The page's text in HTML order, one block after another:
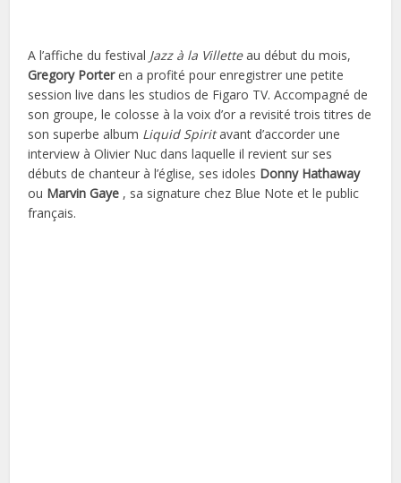
A l’affiche du festival Jazz à la Villetteau début du mois,
Gregory Porteren a profité pour enregistrer une petite
session live dans les studios de Figaro TV. Accompagné de
son groupe, le colosse à la voix d’or a revisité trois titres de
son superbe album Liquid Spiritavant d’accorder une
interview à Olivier Nuc dans laquelle il revient sur ses
débuts de chanteur à l’église, ses idoles Donny Hathaway
ou Marvin Gaye , sa signature chez Blue Note et le public
français.